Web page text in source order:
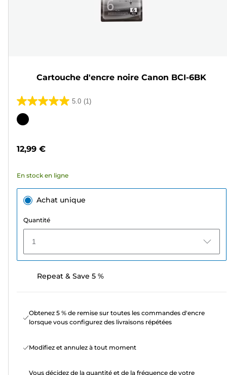
Cartouche d'encre noire Canon BCI-6BK
5.0 (1)
5.0
sur
Cartouche
12,99 €
En stock en ligne
Achat unique
Quantité
1
Repeat & Save 5 %
Obtenez 5 % de remise sur toutes les commandes d'encre
lorsque vous configurez des livraisons répétées
Modifiez et annulez à tout moment
Vous décidez de la quantité et de la fréquence de votre